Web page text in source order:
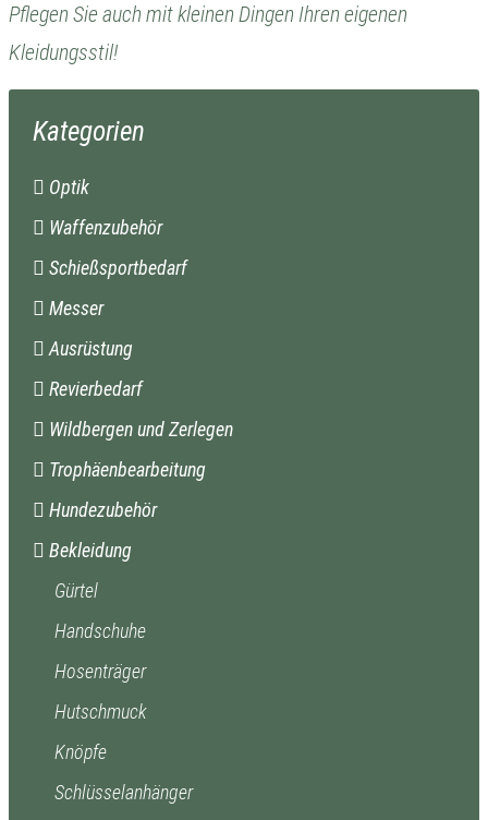
Pflegen Sie auch mit kleinen Dingen Ihren eigenen
Kleidungsstil!
Kategorien
Optik
Waffenzubehör
Schießsportbedarf
Messer
Ausrüstung
Revierbedarf
Wildbergen und Zerlegen
Trophäenbearbeitung
Hundezubehör
Bekleidung
Gürtel
Handschuhe
Hosenträger
Hutschmuck
Knöpfe
Schlüsselanhänger